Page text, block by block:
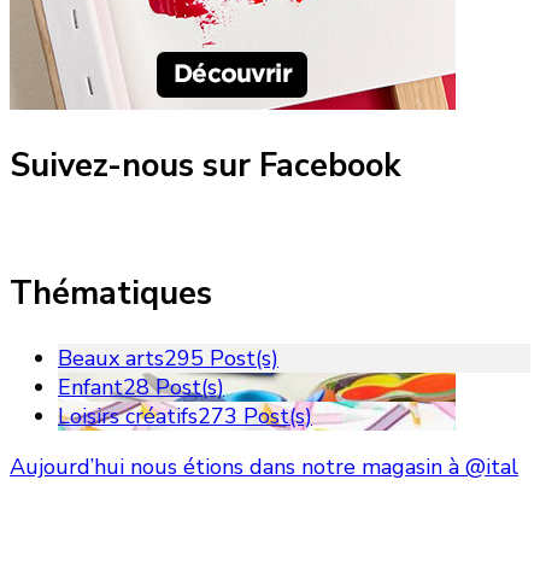
Suivez-nous sur Facebook
Thématiques
Beaux arts295 Post(s)
Enfant28 Post(s)
Loisirs créatifs273 Post(s)
Aujourd’hui nous étions dans notre magasin à @ital